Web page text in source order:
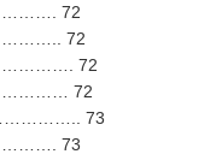
72
72
72
72
73
73